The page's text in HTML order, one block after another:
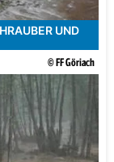
UND
© FF Göriach